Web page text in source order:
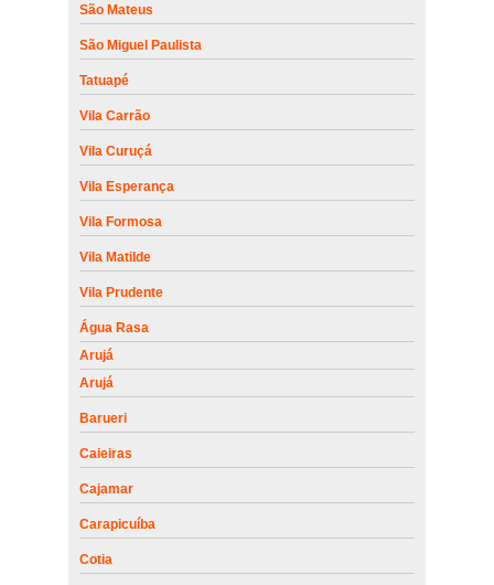
São Mateus
São Miguel Paulista
Tatuapé
Vila Carrão
Vila Curuçá
Vila Esperança
Vila Formosa
Vila Matilde
Vila Prudente
Água Rasa
Arujá
Arujá
Barueri
Caieiras
Cajamar
Carapicuíba
Cotia